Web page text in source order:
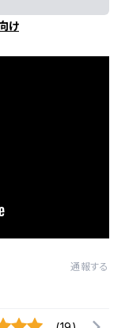
け
通報する